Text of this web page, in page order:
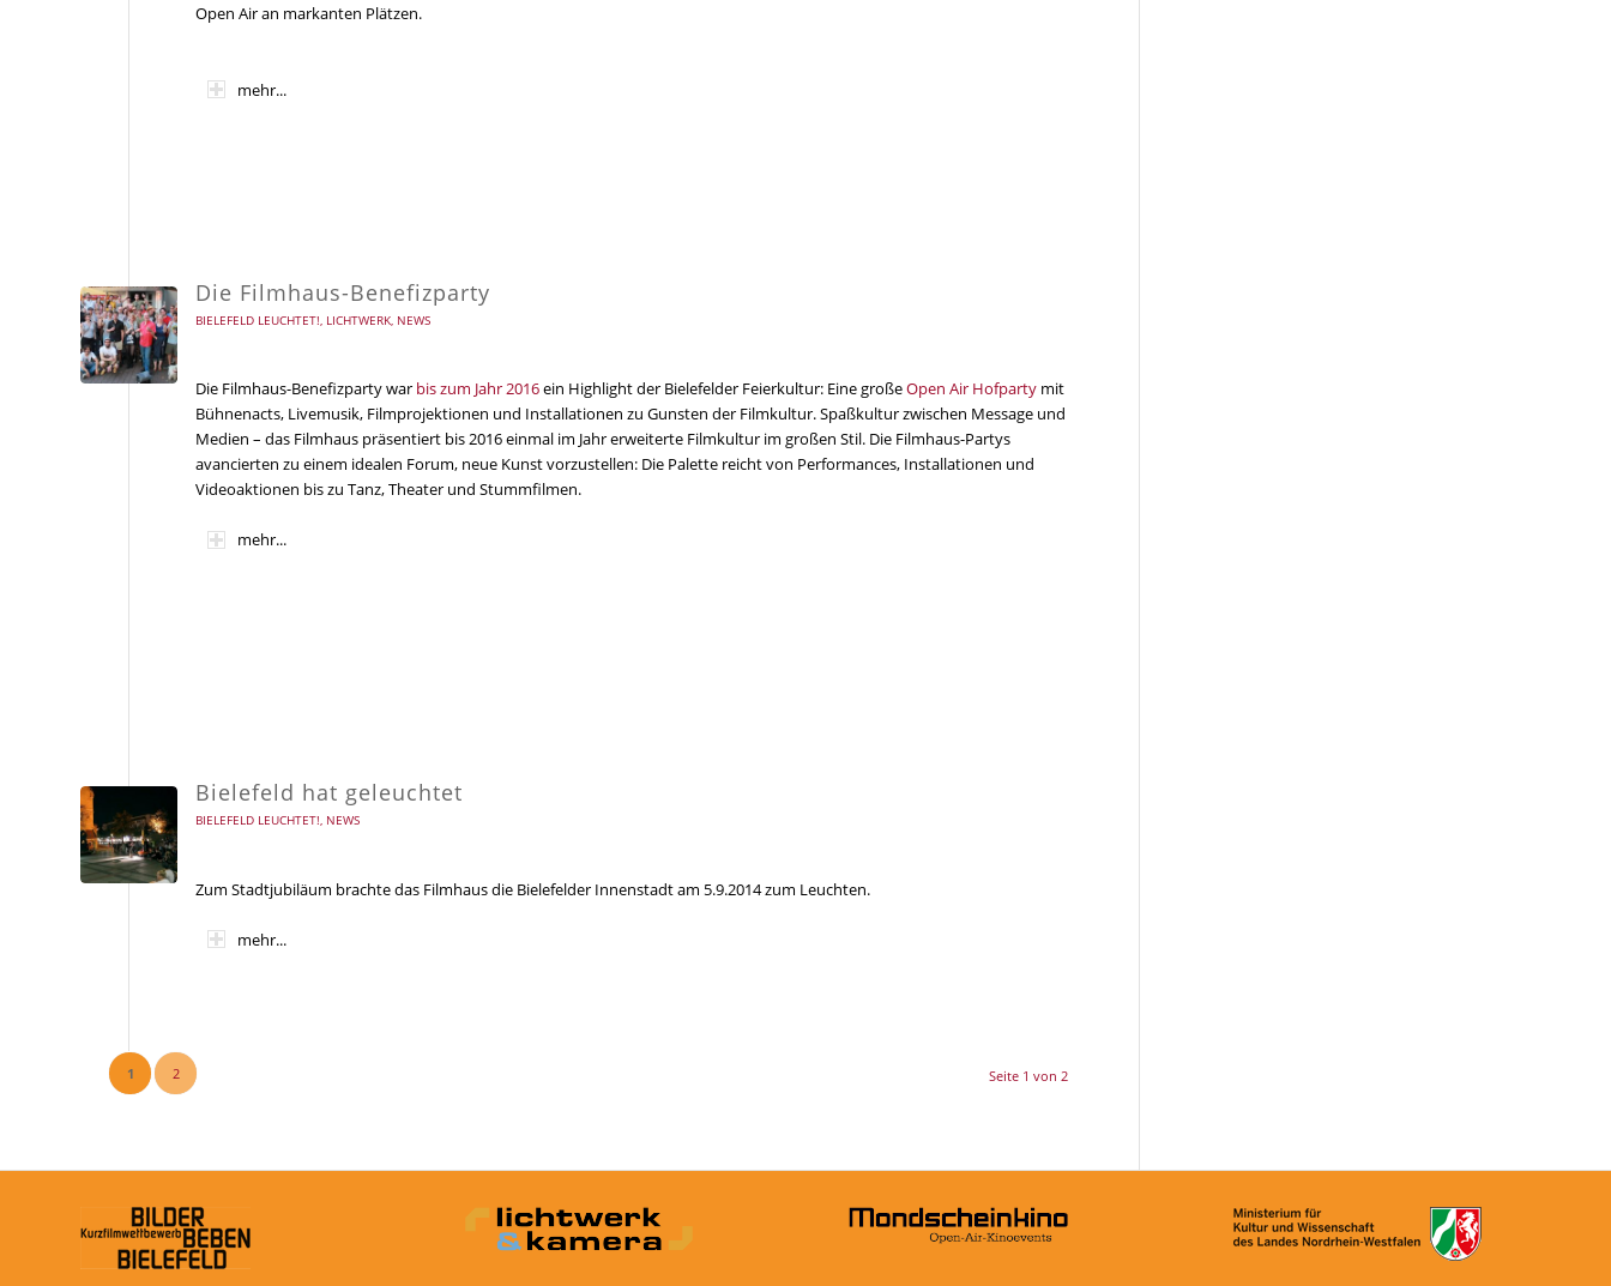
Open Air an markanten Plätzen.
mehr...
Die Filmhaus-Benefizparty
BIELEFELD LEUCHTET!, LICHTWERK, NEWS
Die Filmhaus-Benefizparty war bis zum Jahr 2016ein Highlight der Bielefelder Feierkultur: Eine großeOpen Air Hofparty mit
Bühnenacts, Livemusik, Filmprojektionen und Installationen zu Gunsten der Filmkultur. Spaßkultur zwischen Message und
Medien – das Filmhaus präsentiert bis 2016 einmal im Jahr erweiterte Filmkultur im großen Stil. Die Filmhaus-Partys
avancierten zu einem idealen Forum, neue Kunst vorzustellen: Die Palette reicht von Performances, Installationen und
Videoaktionen bis zu Tanz, Theater und Stummfilmen.
mehr...
Bielefeld hat geleuchtet
BIELEFELD LEUCHTET!, NEWS
Zum Stadtjubiläum brachte das Filmhaus die Bielefelder Innenstadt am 5.9.2014 zum Leuchten.
mehr...
Seite 1 von 2
1 2